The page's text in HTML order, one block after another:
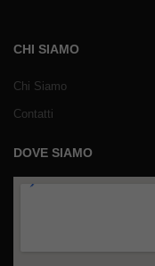
CHI SIAMO
Chi Siamo
Contatti
DOVE SIAMO